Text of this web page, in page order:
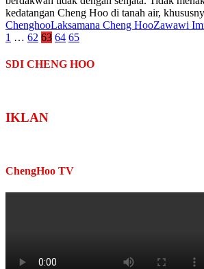
kedatangan Cheng Hoo di tanah air,
ChenghooLaksamana Cheng HooZawawi
Paginasi
pos
1 … 62 63 64 65
SDI CHENG HOO
IKLAN
ChengHoo TV